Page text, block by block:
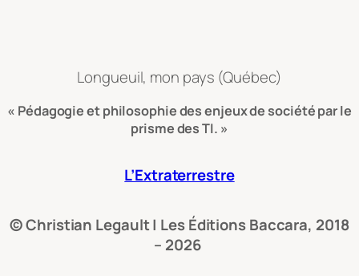
Longueuil, mon pays (Québec)
« Pédagogie et philosophie des enjeux de société par le
prisme des TI. »
L’Extraterrestre
© Christian Legault | Les Éditions Baccara, 2018
– 2026